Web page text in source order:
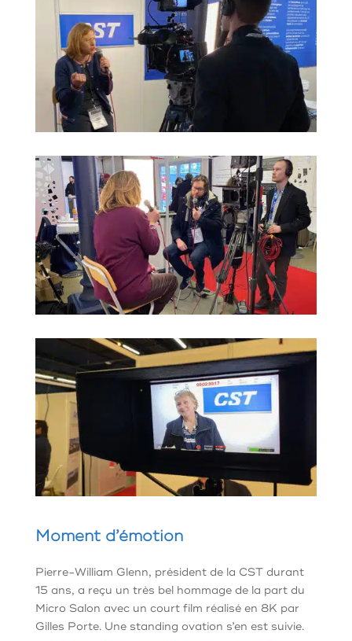
Moment d’émotion
Pierre-William Glenn, président de la CST durant
15 ans, a reçu un très bel hommage de la part du
Micro Salon avec un court film réalisé en 8K par
Gilles Porte. Une standing ovation s’en est suivie.